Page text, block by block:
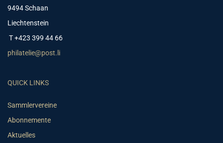
9494 Schaan
Liechtenstein
T +423 399 44 66
philatelie@post.li
QUICK LINKS
Sammlervereine
Abonnemente
Aktuelles